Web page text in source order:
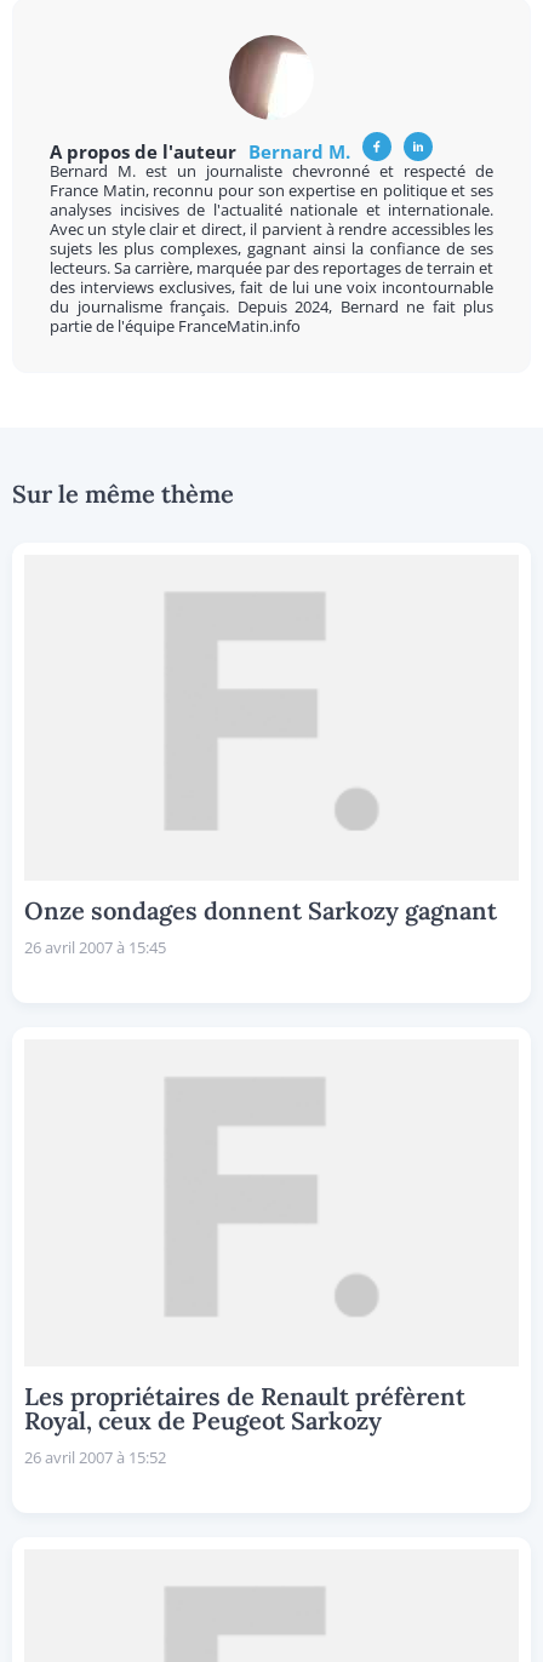
A propos de l'auteur Bernard M.
Bernard M. est un journaliste chevronné et respecté de
France Matin, reconnu pour son expertise en politique et ses
analyses incisives de l'actualité nationale et internationale.
Avec un style clair et direct, il parvient à rendre accessibles les
sujets les plus complexes, gagnant ainsi la confiance de ses
lecteurs. Sa carrière, marquée par des reportages de terrain et
des interviews exclusives, fait de lui une voix incontournable
du journalisme français. Depuis 2024, Bernard ne fait plus
partie de l'équipe FranceMatin.info
Sur le même thème
Onze sondages donnent Sarkozy gagnant
26 avril 2007 à 15:45
Les propriétaires de Renault préfèrent
Royal, ceux de Peugeot Sarkozy
26 avril 2007 à 15:52